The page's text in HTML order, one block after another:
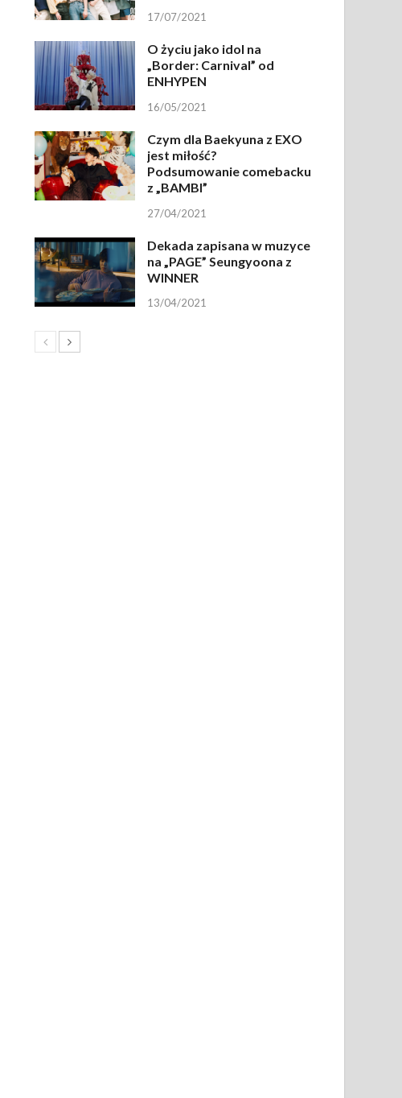
17/07/2021
O życiu jako idol na
„Border: Carnival” od
ENHYPEN
16/05/2021
Czym dla Baekyuna z EXO
jest miłość?
Podsumowanie comebacku
z „BAMBI”
27/04/2021
Dekada zapisana w muzyce
na „PAGE” Seungyoona z
WINNER
13/04/2021